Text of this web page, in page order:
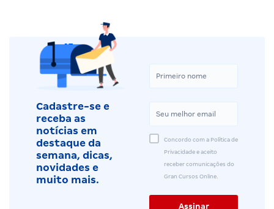
Cadastre-se e
receba as
notícias em
destaque da
semana, dicas,
novidades e
muito mais.
Concordo com a Política de
Privacidade e aceito
receber comunicações do
Gran Cursos Online.